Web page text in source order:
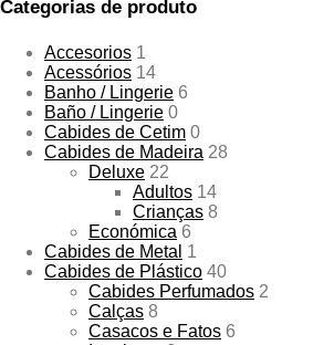
Categorias de produto
Accesorios 1
Acessórios 14
Banho / Lingerie 6
Baño / Lingerie 0
Cabides de Cetim 0
Cabides de Madeira 28
Deluxe 22
Adultos 14
Crianças 8
Económica 6
Cabides de Metal 1
Cabides de Plástico 40
Cabides Perfumados 2
Calças 8
Casacos e Fatos 6